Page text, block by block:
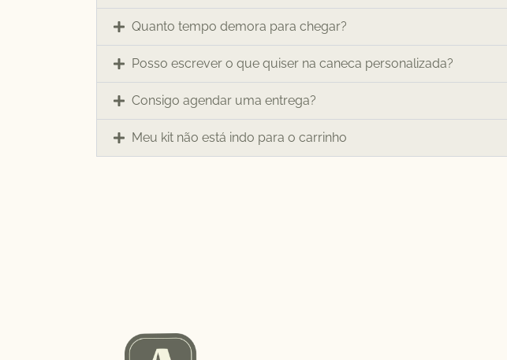
Quanto tempo demora para chegar?
Posso escrever o que quiser na caneca personalizada?
Consigo agendar uma entrega?
Meu kit não está indo para o carrinho